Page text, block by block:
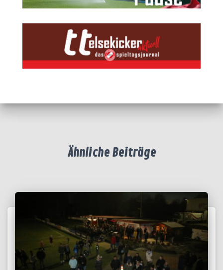
Ähnliche Beiträge